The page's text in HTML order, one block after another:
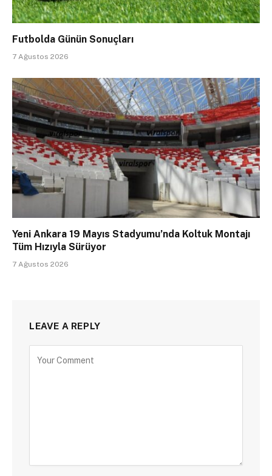
Futbolda Günün Sonuçları
7 Ağustos 2026
Yeni Ankara 19 Mayıs Stadyumu’nda Koltuk Montajı
Tüm Hızıyla Sürüyor
7 Ağustos 2026
LEAVE A REPLY